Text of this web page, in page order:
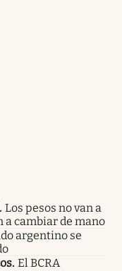
. Los pesos no van a
a cambiar de mano
argentino se
. El BCRA